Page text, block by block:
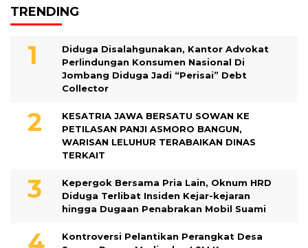
TRENDING
Diduga Disalahgunakan, Kantor Advokat
Perlindungan Konsumen Nasional Di
Jombang Diduga Jadi “Perisai” Debt
Collector
KESATRIA JAWA BERSATU SOWAN KE
PETILASAN PANJI ASMORO BANGUN,
WARISAN LELUHUR TERABAIKAN DINAS
TERKAIT
Kepergok Bersama Pria Lain, Oknum HRD
Diduga Terlibat Insiden Kejar-kejaran
hingga Dugaan Penabrakan Mobil Suami
Kontroversi Pelantikan Perangkat Desa